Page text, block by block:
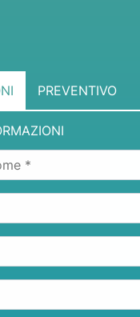
PREVENTIVO